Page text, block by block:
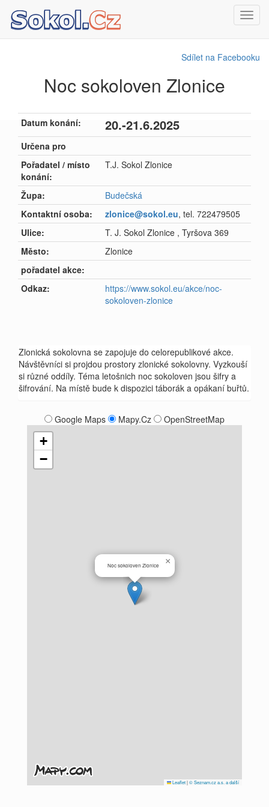
Sdílet na Facebooku
Noc sokoloven Zlonice
Datum konání: 20.-21.6.2025
Určena pro
Pořadatel / místo
konání:
T.J. Sokol Zlonice
Župa:
Budečská
Kontaktní osoba:
zlonice@sokol.eu, tel. 722479505
Ulice:
T. J. Sokol Zlonice , Tyršova 369
Město:
Zlonice
pořadatel akce:
Odkaz:
https://www.sokol.eu/akce/noc-
sokoloven-zlonice
Zlonická sokolovna se zapojuje do celorepublikové akce.
Návštěvníci si projdou prostory zlonické sokolovny. Vyzkouší
si různé oddíly. Téma letošnich noc sokoloven jsou šifry a
šifrování. Na místě bude k dispozici táborák a opákaní buřtů.
Google Maps Mapy.Cz OpenStreetMap
Noc sokoloven Zlonice ×
+
−
Leaflet|© Seznam.cz a.s. a další